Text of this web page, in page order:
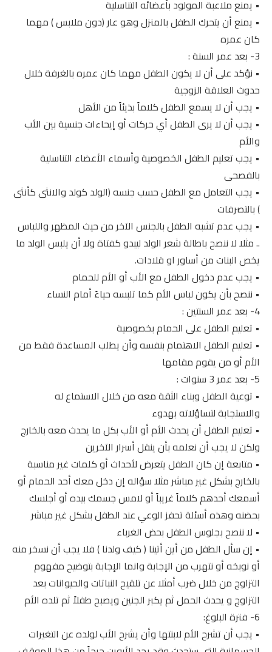
• يمنع ملاعبة المولود بأعضائه التناسلية
• يمنع أن يتحرك الطفل بالمنزل وهو عار (دون ملابس ) مهما
كان عمره
3- بعد عمر السنة :
• نؤكد على أن لا يكون الطفل مهما كان عمره بالغرفة خلال
حدوث العلاقة الزوجية
• يجب أن لا يسمع الطفل كلاماً بذيئاً من الأهل
• يجب أن لا يرى الطفل أي حركات أو إيحاءات جنسية بين الأب
والأم
• يجب تعليم الطفل الخصوصية وأسماء الأعضاء التناسلية
بالفصحى
• يجب التعامل مع الطفل حسب جنسه (الولد كولد والانثى كأنثى
) بالتصرفات
• يجب عدم تشبه الطفل بالجنس الآخر من حيث المظهر واللباس
.. مثلا لا ننصح باطالة شعر الولد ليبدو كفتاة ولا أن يلبس الولد ما
يخص البنات من أساور او قلادات.
• يجب عدم دخول الطفل مع الأب أو الأم للحمام
• ننصح بأن يكون لباس الأم كما تلبسه حياءً أمام النساء
4- بعد عمر السنتين :
• تعليم الطفل على الحمام بخصوصية
• تعليم الطفل الاهتمام بنفسه وأن يطلب المساعدة فقط من
الأم أو من يقوم مقامها
5- بعد عمر 3 سنوات :
• توعية الطفل وبناء الثقة معه من خلال الاستماع له
والاستجابة لتساؤلاته بهدوء
• تعليم الطفل أن يحدث الأم أو الأب بكل ما يحدث معه بالخارج
ولكن لا يجب أن نعلمه بأن ينقل أسرار الآخرين
• متابعة إن كان الطفل يتعرض لأحداث أو كلمات غير مناسبة
بالخارج بشكل غير مباشر مثلا سؤاله إن دخل معك أحد الحمام أو
أسمعك أحدهم كلاماً غريباً أو لامس جسمك بيده أو أجلسك
بحضنه وهذه أسئلة تحفز الوعي عند الطفل بشكل غير مباشر
• لا ننصح بجلوس الطفل بحض الغرباء
• إن سأل الطفل من أين أتينا ( كيف ولدنا ) فلا يجب أن نسخر منه
أو نوبخه أو نتهرب من الإجابة وانما الإجابة بتوضيح مفهوم
التزاوج من خلال ضرب أمثلا عن تلقيح النباتات والحيوانات بعد
التزاوج و يحدث الحمل ثم يكبر الجنين ويصبح طفلاً ثم تلده الأم
6- فترة البلوغ:
• يجب أن تشرح الأم لابنتها وأن يشرح الأب لولده عن التغيرات